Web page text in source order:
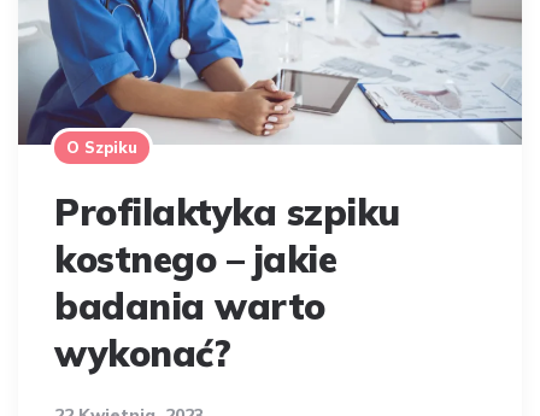
O Szpiku
Profilaktyka szpiku
kostnego – jakie
badania warto
wykonać?